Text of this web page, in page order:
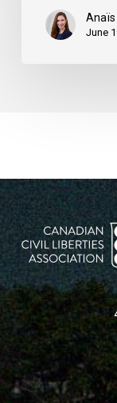
Anaïs
June